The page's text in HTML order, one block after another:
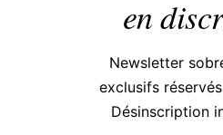
en
Newsletter
exclusifs
Désinscription